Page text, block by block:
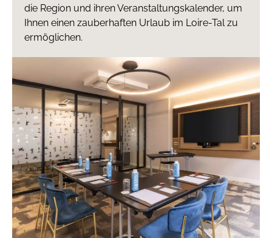
die Region und ihren Veranstaltungskalender, um
Ihnen einen zauberhaften Urlaub im Loire-Tal zu
ermöglichen.